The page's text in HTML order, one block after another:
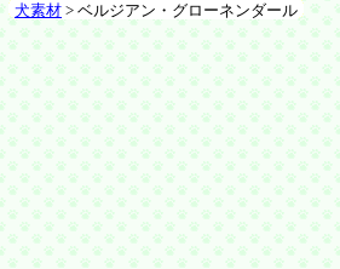
犬素材 > ベルジアン・グローネンダール